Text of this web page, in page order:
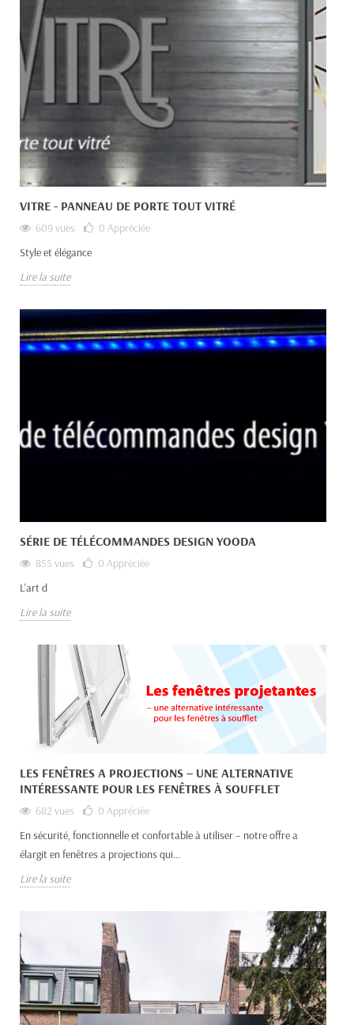
VITRE - PANNEAU DE PORTE TOUT VITRÉ
609 vues 0 Appréciée
Style et élégance
Lire la suite
SÉRIE DE TÉLÉCOMMANDES DESIGN YOODA
855 vues 0 Appréciée
L'art d
Lire la suite
LES FENÊTRES A PROJECTIONS – UNE ALTERNATIVE
INTÉRESSANTE POUR LES FENÊTRES À SOUFFLET
682 vues 0 Appréciée
En sécurité, fonctionnelle et confortable à utiliser – notre offre a
élargit en fenêtres a projections qui...
Lire la suite